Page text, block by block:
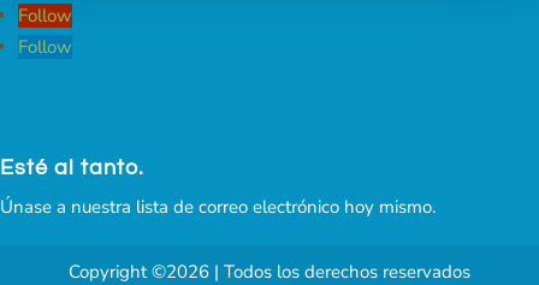
Follow
Follow
Esté al tanto.
Únase a nuestra lista de correo electrónico hoy mismo.
Copyright ©2026 | Todos los derechos reservados